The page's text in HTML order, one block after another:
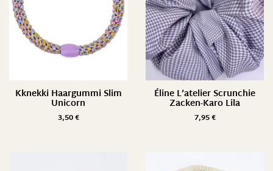
Kknekki Haargummi Slim
Unicorn
3,50€
Éline L’atelier Scrunchie
Zacken-Karo Lila
7,95€